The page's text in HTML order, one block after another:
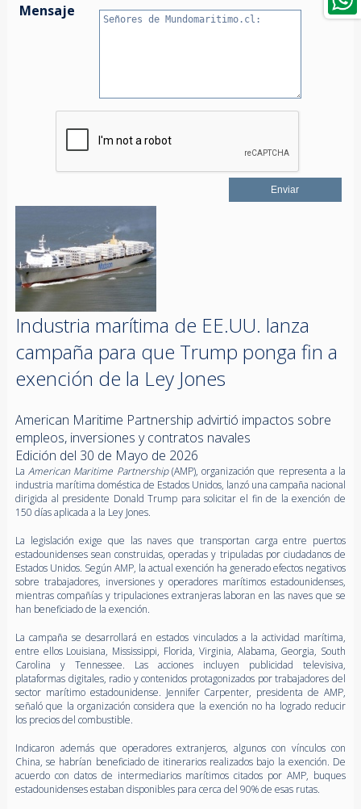
Mensaje
Industria marítima de EE.UU. lanza
campaña para que Trump ponga fin a
exención de la Ley Jones
American Maritime Partnership advirtió impactos sobre
empleos, inversiones y contratos navales
Edición del 30 de Mayo de 2026
LaAmerican Maritime Partnership(AMP), organización que representa a la
industria marítima doméstica de Estados Unidos, lanzó una campaña nacional
dirigida al presidente Donald Trump para solicitar el fin de la exención de
150 días aplicada a la Ley Jones.
La legislación exige que las naves que transportan carga entre puertos
estadounidenses sean construidas, operadas y tripuladas por ciudadanos de
Estados Unidos. Según AMP, la actual exención ha generado efectos negativos
sobre trabajadores, inversiones y operadores marítimos estadounidenses,
mientras compañías y tripulaciones extranjeras laboran en las naves que se
han beneficiado de la exención.
La campaña se desarrollará en estados vinculados a la actividad marítima,
entre ellos Louisiana, Mississippi, Florida, Virginia, Alabama, Georgia, South
Carolina y Tennessee. Las acciones incluyen publicidad televisiva,
plataformas digitales, radio y contenidos protagonizados por trabajadores del
sector marítimo estadounidense. Jennifer Carpenter, presidenta de AMP,
señaló que la organización considera que la exención no ha logrado reducir
los precios del combustible.
Indicaron además que operadores extranjeros, algunos con vínculos con
China, se habrían beneficiado de itinerarios realizados bajo la exención. De
acuerdo con datos de intermediarios marítimos citados por AMP, buques
estadounidenses estaban disponibles para cerca del 90% de esas rutas.